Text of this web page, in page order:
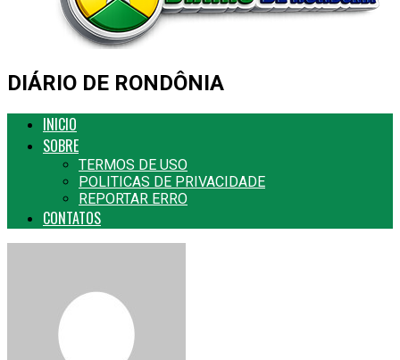
DIÁRIO DE RONDÔNIA
INICIO
SOBRE
TERMOS DE USO
POLITICAS DE PRIVACIDADE
REPORTAR ERRO
CONTATOS